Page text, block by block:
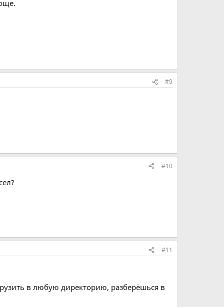
#9
#10
#11
в любую директорию, разберёшься в